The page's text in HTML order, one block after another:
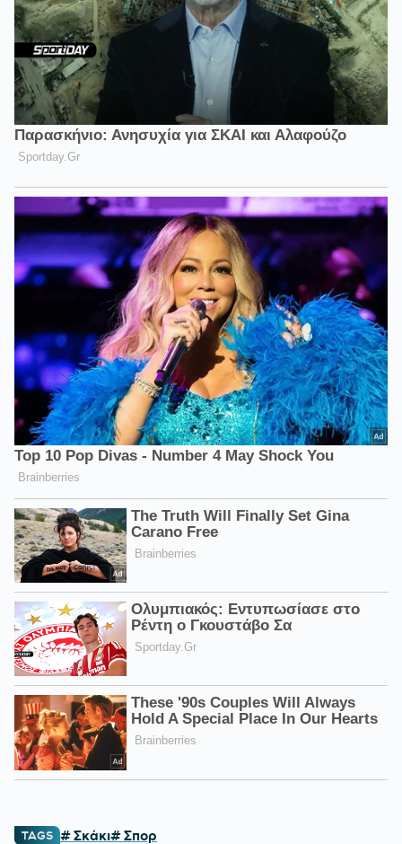
TAGS # Σκάκι# Σπορ